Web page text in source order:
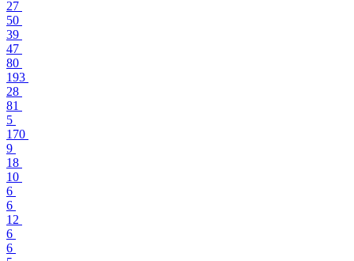
27
50
39
47
80
193
28
81
5
170
9
18
10
6
6
12
6
6